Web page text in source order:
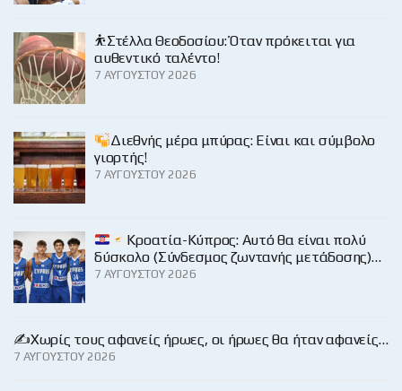
⛹️Στέλλα Θεοδοσίου: Όταν πρόκειται για
αυθεντικό ταλέντο!
7 ΑΥΓΟΎΣΤΟΥ 2026
Διεθνής μέρα μπύρας: Είναι και σύμβολο
γιορτής!
7 ΑΥΓΟΎΣΤΟΥ 2026
Κροατία-Κύπρος: Αυτό θα είναι πολύ
δύσκολο (Σύνδεσμος ζωντανής μετάδοσης)…
7 ΑΥΓΟΎΣΤΟΥ 2026
✍️Χωρίς τους αφανείς ήρωες, οι ήρωες θα ήταν αφανείς…
7 ΑΥΓΟΎΣΤΟΥ 2026